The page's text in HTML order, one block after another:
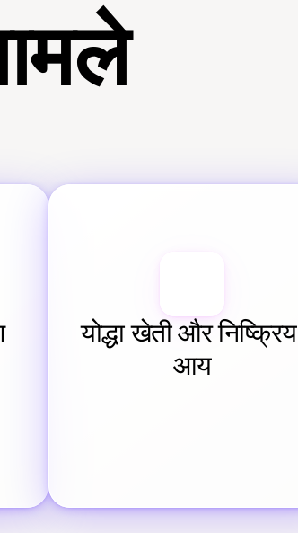
योद्धा खेती और निष्क्रिय
आय